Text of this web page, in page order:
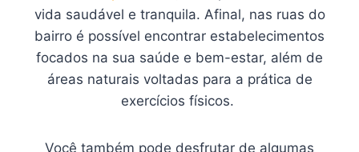
vida saudável e tranquila. Afinal, nas ruas do
bairro é possível encontrar estabelecimentos
focados na sua saúde e bem-estar, além de
áreas naturais voltadas para a prática de
exercícios físicos.
Você também pode desfrutar de algumas